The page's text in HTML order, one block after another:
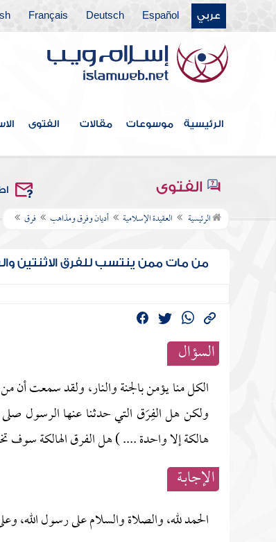
عربي Español
Deutsch
Français
الرئيسية موسوعات مقالات الفتوى
الفتوى
الرئيسية العقيدة الإسلامية أديان وفرق ومذاهب فرق
من مات ممن ينتسب للفرق الاثنتين
السؤال
الكل منا يؤمن بالجنة والنار، ولقد سمعت أن من
ولكن هل الفِرَق التي حدثنا عنها الرسول
هالكة إلا واحدة .... ) هل الفرق الهالكة سوف
الإجابــة
الحمد لله، والصلاة والسلام على رسول الله،